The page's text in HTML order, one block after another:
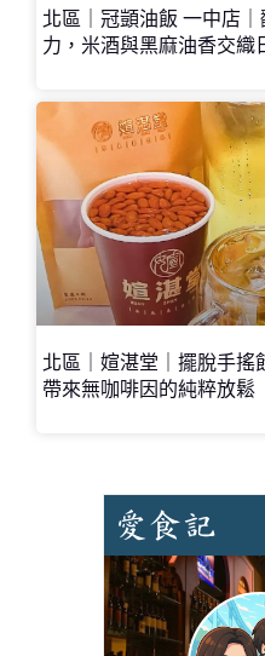
北區｜冠顗油飯 一中店
力，米酒與黑麻油香交織
北區｜媗湛堂｜擺脫手搖
帶來無咖啡因的純粹放鬆